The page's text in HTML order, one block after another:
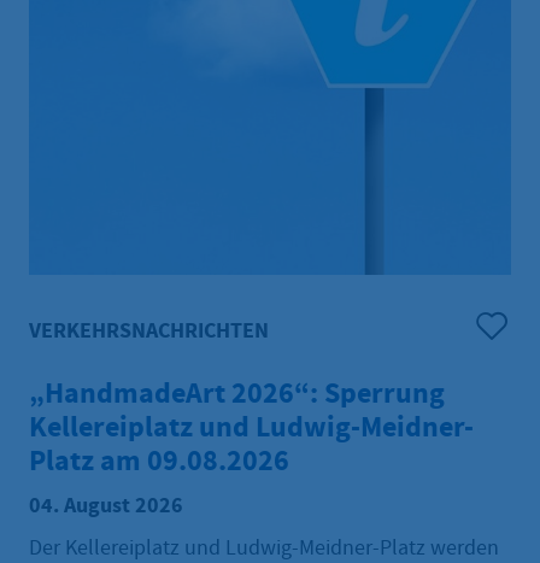
VERKEHRSNACHRICHTEN
„HandmadeArt 2026“: Sperrung
Kellereiplatz und Ludwig-Meidner-
Platz am 09.08.2026
04. August 2026
Der Kellereiplatz und Ludwig-Meidner-Platz werden